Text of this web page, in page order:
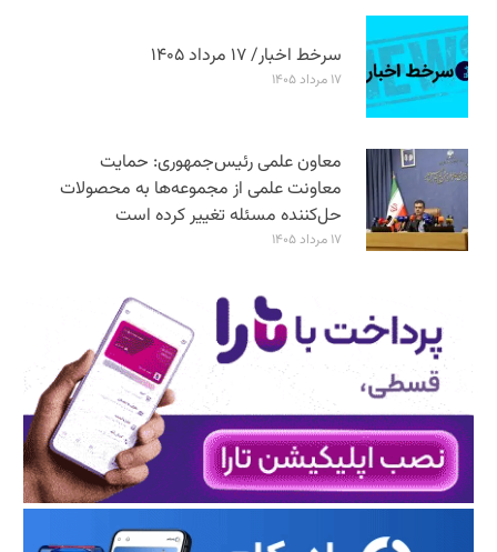
سرخط اخبار/ ۱۷ مرداد ۱۴۰۵
۱۷ مرداد ۱۴۰۵
معاون علمی رئیس‌جمهوری: حمایت
معاونت علمی از مجموعه‌ها به محصولات
حل‌کننده مسئله تغییر کرده است
۱۷ مرداد ۱۴۰۵